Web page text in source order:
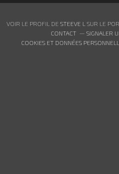
VOIR LE PROFIL DE STEEVE L SUR LE
CONTACT
SIGNALER
COOKIES ET DONNÉES